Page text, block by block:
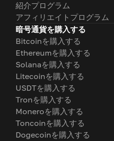
紹介プログラム
アフィリエイトプログラム
暗号通貨を購入する
Bitcoinを購入する
Ethereumを購入する
Solanaを購入する
Litecoinを購入する
USDTを購入する
Tronを購入する
Moneroを購入する
Toncoinを購入する
Dogecoinを購入する